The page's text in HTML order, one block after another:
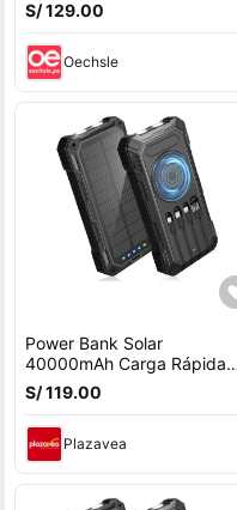
S/ 129.00
Oechsle
Power Bank Solar
40000mAh Carga Rápida
22.5W Inalámbrico
Resistente IP65 Negro
S/ 119.00
Plazavea